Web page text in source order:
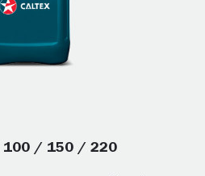
100 / 150 / 220